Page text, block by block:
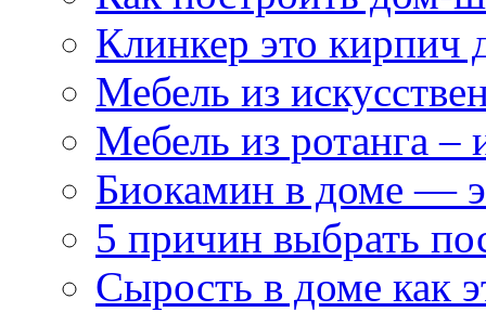
Клинкер это кирпич
Мебель из
Мебель из ротанга
Биокамин в доме —
5 причин выбрать
Сырость в доме как